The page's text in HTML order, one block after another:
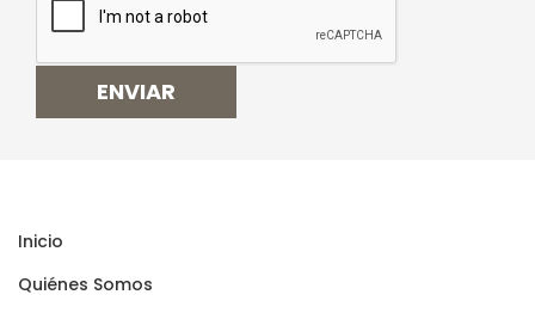
ENVIAR
Inicio
Quiénes Somos